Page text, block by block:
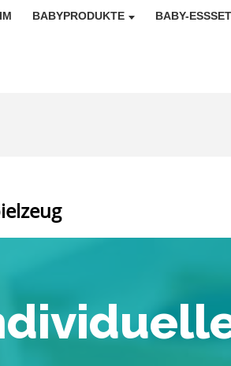
BABYPRODUKTE BABY-